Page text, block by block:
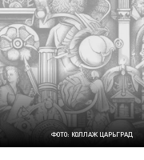
ФОТО: КОЛЛАЖ ЦАРЬГРАД